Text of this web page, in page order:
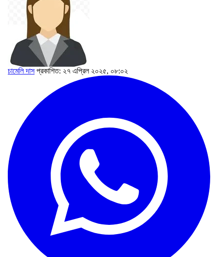
চামেলি দাস প্রকাশিত: ২৭ এপ্রিল ২০২৫, ০৮:০২